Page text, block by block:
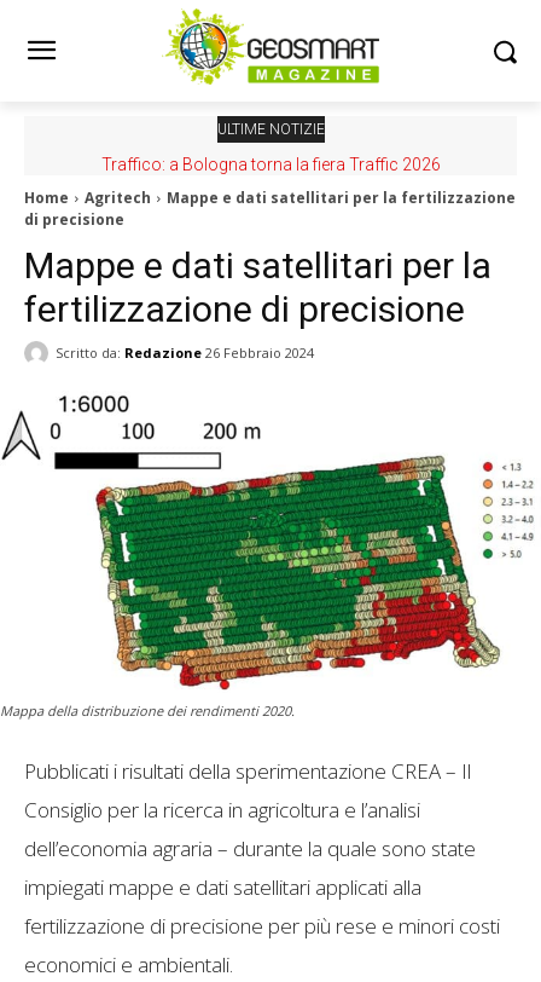
ULTIME NOTIZIE
Traffico: a Bologna torna la fiera Traffic 2026
Home Agritech
Mappe e dati satellitari per la fertilizzazione
di precisione
Mappe e dati satellitari per la
fertilizzazione di precisione
Scritto da: Redazione 26 Febbraio 2024
Mappa della distribuzione dei rendimenti 2020.
Pubblicati i risultati della sperimentazione CREA – Il
Consiglio per la ricerca in agricoltura e l’analisi
dell’economia agraria – durante la quale sono state
impiegati mappe e dati satellitari applicati alla
fertilizzazione di precisione per più rese e minori costi
economici e ambientali.